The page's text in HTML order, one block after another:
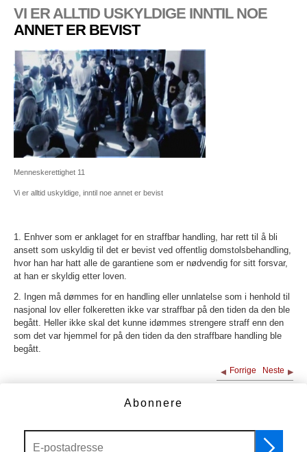
VI ER ALLTID USKYLDIGE INNTIL NOE
ANNET ER BEVIST
Menneskerettighet 11
Vi er alltid uskyldige, inntil noe annet er bevist
1. Enhver som er anklaget for en straffbar handling, har rett til å bli
ansett som uskyldig til det er bevist ved offentlig domstolsbehandling,
hvor han har hatt alle de garantiene som er nødvendig for sitt forsvar,
at han er skyldig etter loven.
2. Ingen må dømmes for en handling eller unnlatelse som i henhold til
nasjonal lov eller folkeretten ikke var straffbar på den tiden da den ble
begått. Heller ikke skal det kunne idømmes strengere straff enn den
som det var hjemmel for på den tiden da den straffbare handling ble
begått.
Forrige Neste
Abonnere